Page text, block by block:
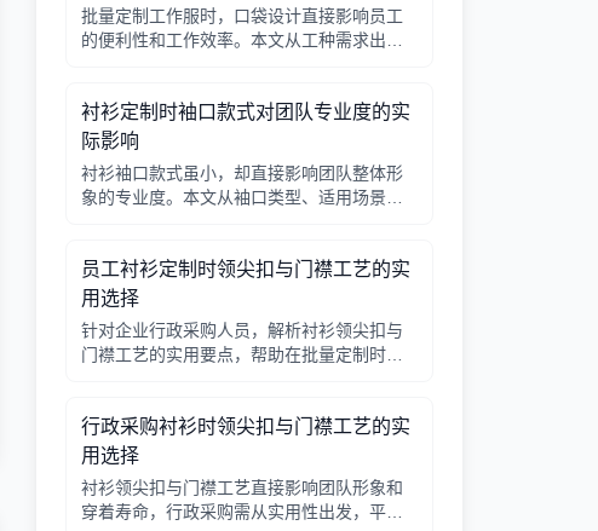
批量定制工作服时，口袋设计直接影响员工
的便利性和工作效率。本文从工种需求出
衬衫定制时袖口款式对团队专业度的实
际影响
衬衫袖口款式虽小，却直接影响团队整体形
象的专业度。本文从袖口类型、适用场景、
员工衬衫定制时领尖扣与门襟工艺的实
用选择
针对企业行政采购人员，解析衬衫领尖扣与
门襟工艺的实用要点，帮助在批量定制时做
行政采购衬衫时领尖扣与门襟工艺的实
用选择
衬衫领尖扣与门襟工艺直接影响团队形象和
穿着寿命，行政采购需从实用性出发，平衡